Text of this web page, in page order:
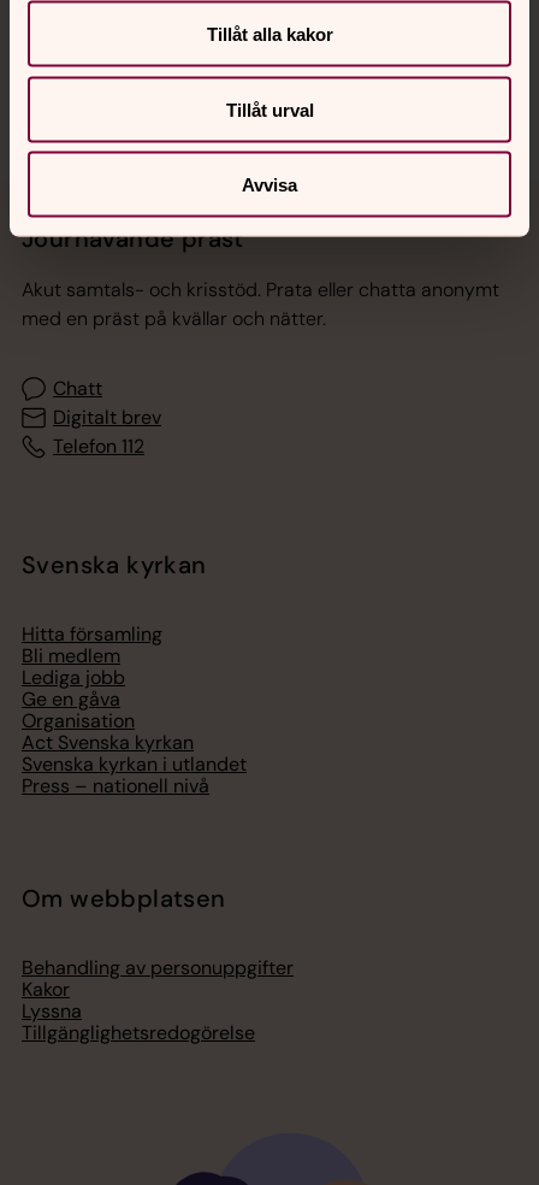
Tillåt alla kakor
Tillåt urval
Avvisa
Jourhavande präst
Akut samtals- och krisstöd. Prata eller chatta anonymt
med en präst på kvällar och nätter.
Chatt
Digitalt brev
Telefon 112
Svenska kyrkan
Hitta församling
Bli medlem
Lediga jobb
Ge en gåva
Organisation
Act Svenska kyrkan
Svenska kyrkan i utlandet
Press – nationell nivå
Om webbplatsen
Behandling av personuppgifter
Kakor
Lyssna
Tillgänglighetsredogörelse